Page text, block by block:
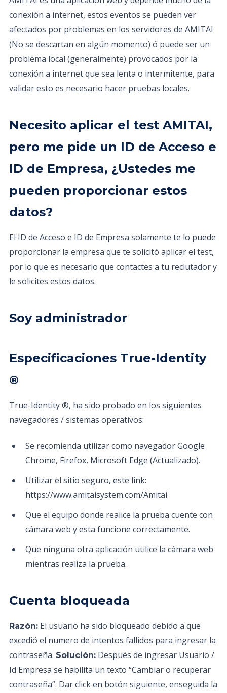
conexión a internet, estos eventos se pueden ver
afectados por problemas en los servidores de AMITAI
(No se descartan en algún momento) ó puede ser un
problema local (generalmente) provocados por la
conexión a internet que sea lenta o intermitente, para
validar esto es necesario hacer pruebas locales.
Necesito aplicar el test AMITAI,
pero me pide un ID de Acceso e
ID de Empresa, ¿Ustedes me
pueden proporcionar estos
datos?
El ID de Acceso e ID de Empresa solamente te lo puede
proporcionar la empresa que te solicitó aplicar el test,
por lo que es necesario que contactes a tu reclutador y
le solicites estos datos.
Soy administrador
Especificaciones True-Identity
®
True-Identity ®, ha sido probado en los siguientes
navegadores / sistemas operativos:
Se recomienda utilizar como navegador Google
Chrome, Firefox, Microsoft Edge (Actualizado).
Utilizar el sitio seguro, este link:
https://www.amitaisystem.com/Amitai
Que el equipo donde realice la prueba cuente con
cámara web y esta funcione correctamente.
Que ninguna otra aplicación utilice la cámara web
mientras realiza la prueba.
Cuenta bloqueada
Razón: El usuario ha sido bloqueado debido a que
excedió el numero de intentos fallidos para ingresar la
contraseña. Solución: Después de ingresar Usuario /
Id Empresa se habilita un texto “Cambiar o recuperar
contraseña”. Dar click en botón siguiente, enseguida la